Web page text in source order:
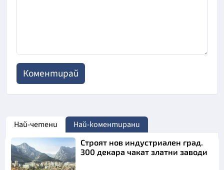
Най-четени Най-коментирани
Строят нов индустриален град.
300 декара чакат златни заводи